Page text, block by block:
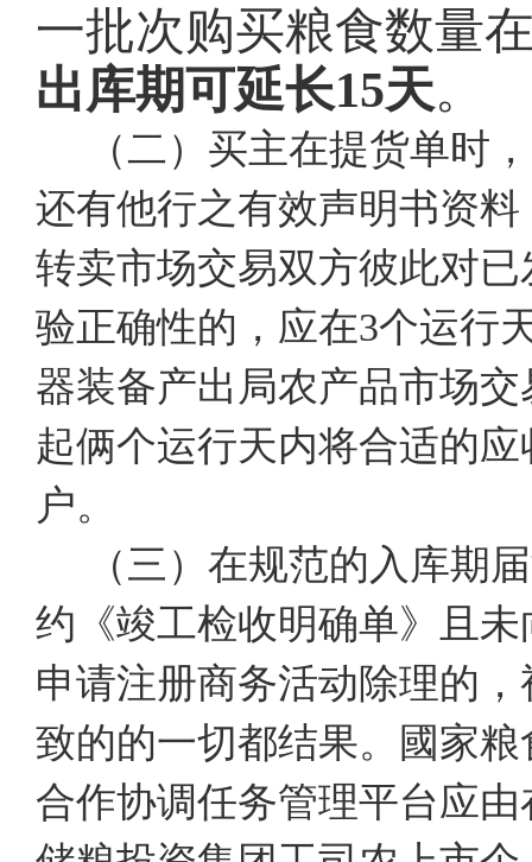
一批次购买粮食数量
出库期可延长15天。
（二）买主在提货单时
还有他行之有效声明书资
转卖市场交易双方彼此对
验正确性的，应在3个运行
器装备产出局农产品市场
起俩个运行天内将合适的
户。
（三）在规范的入库期
约《竣工检收明确单》且
申请注册商务活动除理的
致的的一切都结果。國家
合作协调任务管理平台应